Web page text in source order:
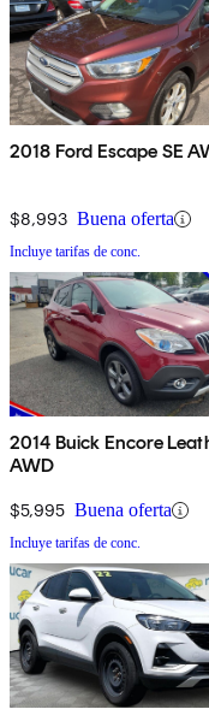
2018 Ford Escape SE
$8,993 Buena oferta
Incluye tarifas de conc.
2014 Buick Encore
AWD
$5,995 Buena oferta
Incluye tarifas de conc.